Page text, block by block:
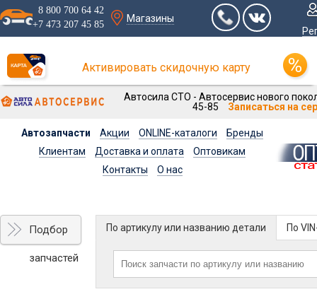
8 800 700 64 42
+7 473 207 45 85
Магазины
Активировать скидочную карту
Автосила СТО - Автосервис нового
45-85
Записаться на
Автозапчасти Акции ONLINE-каталоги
Бренды
Клиентам
Доставка и оплата
Оптовикам
Контакты
О нас
Подбор
запчастей
По артикулу или названию детали По